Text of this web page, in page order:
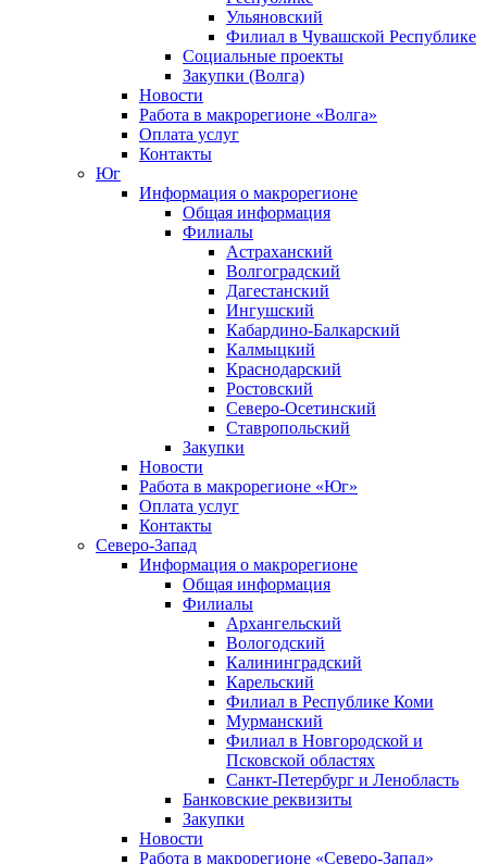
Ульяновский
Филиал в Чувашской Республике
Социальные проекты
Закупки (Волга)
Новости
Работа в макрорегионе «Волга»
Оплата услуг
Контакты
Юг
Информация о макрорегионе
Общая информация
Филиалы
Астраханский
Волгоградский
Дагестанский
Ингушский
Кабардино-Балкарский
Калмыцкий
Краснодарский
Ростовский
Северо-Осетинский
Ставропольский
Закупки
Новости
Работа в макрорегионе «Юг»
Оплата услуг
Контакты
Северо-Запад
Информация о макрорегионе
Общая информация
Филиалы
Архангельский
Вологодский
Калининградский
Карельский
Филиал в Республике Коми
Мурманский
Филиал в Новгородской и
Псковской областях
Санкт-Петербург и Ленобласть
Банковские реквизиты
Закупки
Новости
Работа в макрорегионе «Северо-Запад»